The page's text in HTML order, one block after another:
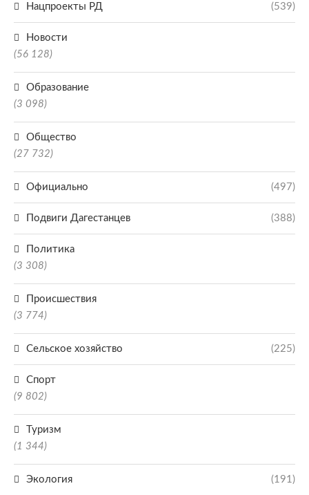
Нацпроекты РД (539)
Новости
(56 128)
Образование
(3 098)
Общество
(27 732)
Официально (497)
Подвиги Дагестанцев (388)
Политика
(3 308)
Происшествия
(3 774)
Сельское хозяйство (225)
Спорт
(9 802)
Туризм
(1 344)
Экология (191)